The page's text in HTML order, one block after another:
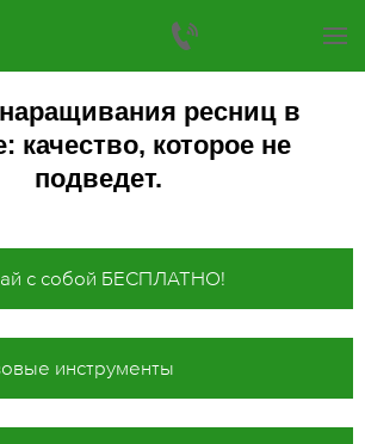
ресниц в
качество, которое не
подведет.
с собой БЕСПЛАТНО!
инструменты